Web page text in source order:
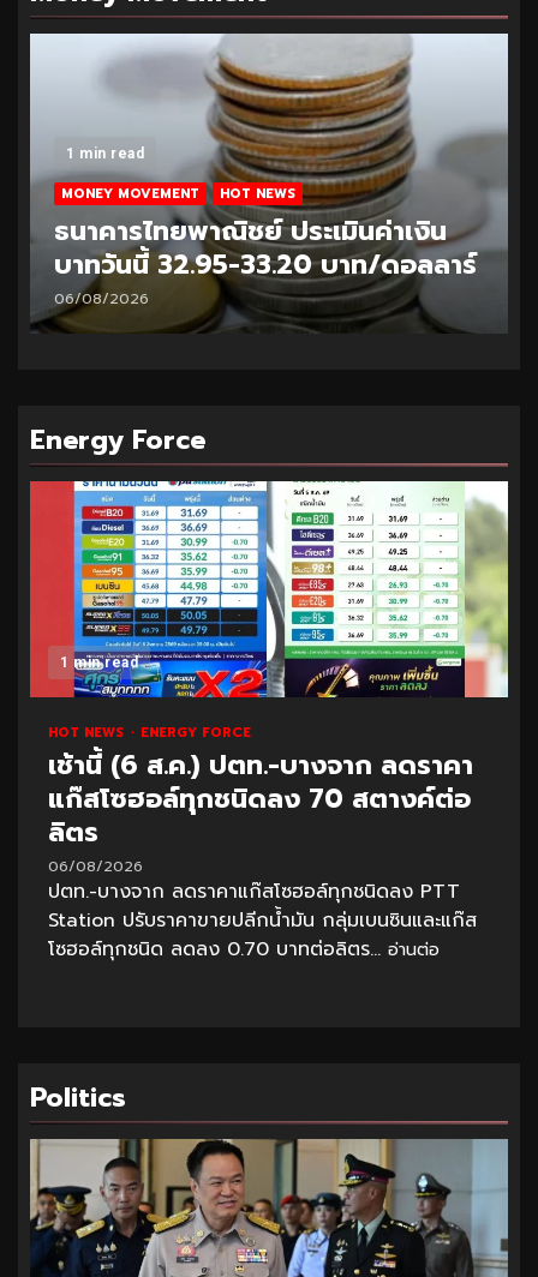
1 min read
MONEY MOVEMENT HOT NEWS
ธนาคารไทยพาณิชย์ ประเมินค่าเงิน
บาทวันนี้ 33.10-33.35 บาท/ดอลลาร์
05/08/2026
Energy Force
1 min read
HOT NEWS ENERGY FORCE
เช้านี้ (6 ส.ค.) ปตท.-บางจาก ลดราคา
แก๊สโซฮอล์ทุกชนิดลง 70 สตางค์ต่อ
ลิตร
06/08/2026
ปตท.-บางจาก ลดราคาแก๊สโซฮอล์ทุกชนิดลง PTT
Station ปรับราคาขายปลีกน้ำมัน กลุ่มเบนซินและแก๊ส
โซฮอล์ทุกชนิด ลดลง 0.70 บาทต่อลิตร... อ่านต่อ
Politics